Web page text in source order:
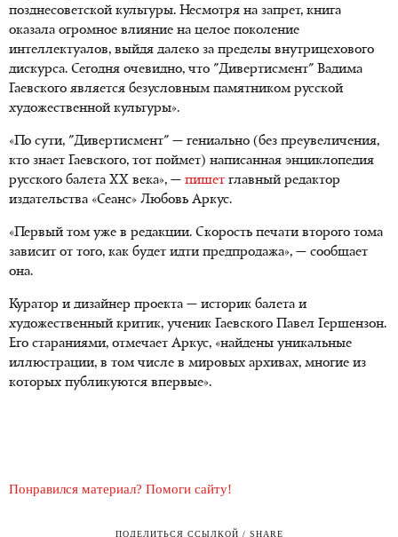
позднесоветской культуры. Несмотря на запрет, книга
оказала огромное влияние на целое поколение
интеллектуалов, выйдя далеко за пределы внутрицехового
дискурса. Сегодня очевидно, что "Дивертисмент" Вадима
Гаевского является безусловным памятником русской
художественной культуры».
«По сути, "Дивертисмент" — гениально (без преувеличения,
кто знает Гаевского, тот поймет) написанная энциклопедия
русского балета ХХ века», — пишет главный редактор
издательства «Сеанс» Любовь Аркус.
«Первый том уже в редакции. Скорость печати второго тома
зависит от того, как будет идти предпродажа», — сообщает
она.
Куратор и дизайнер проекта — историк балета и
художественный критик, ученик Гаевского Павел Гершензон.
Его стараниями, отмечает Аркус, «найдены уникальные
иллюстрации, в том числе в мировых архивах, многие из
которых публикуются впервые».
Понравился материал? Помоги сайту!
ПОДЕЛИТЬСЯ ССЫЛКОЙ / SHARE